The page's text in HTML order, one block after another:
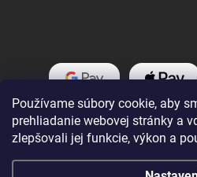
Používame súbory cookie, aby
prehliadanie webovej stránky a
zlepšovali jej funkcie, výkon a